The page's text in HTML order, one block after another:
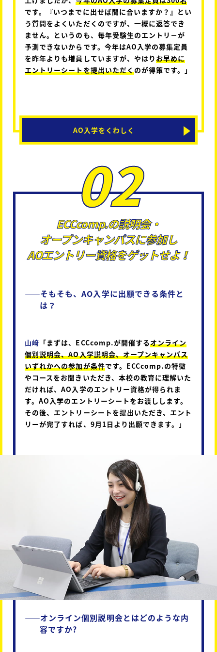
です。『いつまでに出せば間に合いますか？』とい
う質問をよくいただくのですが、一概に返答でき
ません。というのも、毎年受験生のエントリ－が
予測できないからです。今年はAO入学の募集定員
を昨年よりも増員していますが、やはりお早めに
エントリーシートを提出いただくのが得策です。」
AO入学をくわしく
02
ECCcomp.の説明会・
オープンキャンパスに参加し
AOエントリー資格をゲットせよ！
――そもそも、AO入学に出願できる条件と
は？
山﨑 「まずは、ECCcomp.が開催するオンライン
個別説明会、AO入学説明会、オープンキャンパス
いずれかへの参加が条件です。ECCcomp.の特徴
やコースをお聞きいただき、本校の教育に理解いた
だければ、AO入学のエントリー資格が得られま
す。AO入学のエントリーシートをお渡しします。
その後、エントリーシートを提出いただき、エント
リーが完了すれば、9月1日より出願できます。」
――オンライン個別説明会とはどのような内
容ですか?